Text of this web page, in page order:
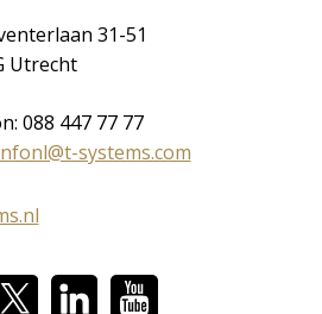
31-51
Utrecht
088 447 77 77
systems.com